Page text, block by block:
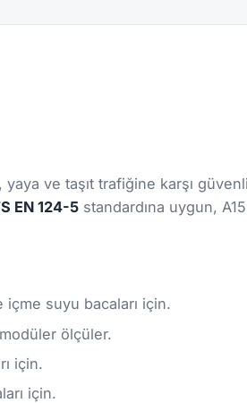
ve taşıt trafiğine karşı
EN 124-5 standardına uygun,
suyu bacaları için.
ölçüler.
için.
için.